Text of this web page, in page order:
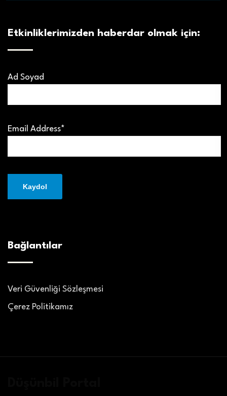
Etkinliklerimizden haberdar olmak için:
Ad Soyad
Email Address*
Bağlantılar
Veri Güvenliği Sözleşmesi
Çerez Politikamız